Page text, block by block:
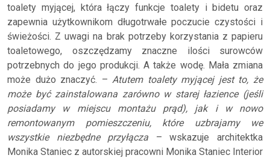
toalety myjącej, która łączy funkcje toalety i bidetu oraz
zapewnia użytkownikom długotrwałe poczucie czystości i
świeżości. Z uwagi na brak potrzeby korzystania z papieru
toaletowego, oszczędzamy znaczne ilości surowców
potrzebnych do jego produkcji. A także wodę. Mała zmiana
może dużo znaczyć. –Atutem toalety myjącej jest to, że
może być zainstalowana zarówno w starej łazience (jeśli
posiadamy w miejscu montażu prąd), jak i w nowo
remontowanym pomieszczeniu, które uzbrajamy we
wszystkie niezbędne przyłącza – wskazuje architektka
Monika Staniec z autorskiej pracowni Monika Staniec Interior